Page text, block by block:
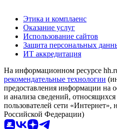
Этика и комплаенс
Оказание услуг
Использование сайтов
Защита персональных
ИТ аккредитация
На информационном ресурсе
рекомендательные технологии
предоставления информации на
и анализа сведений,
пользователей сети «Интернет»,
Российской Федерации)